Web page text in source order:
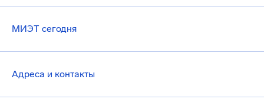
МИЭТ сегодня
Адреса и контакты